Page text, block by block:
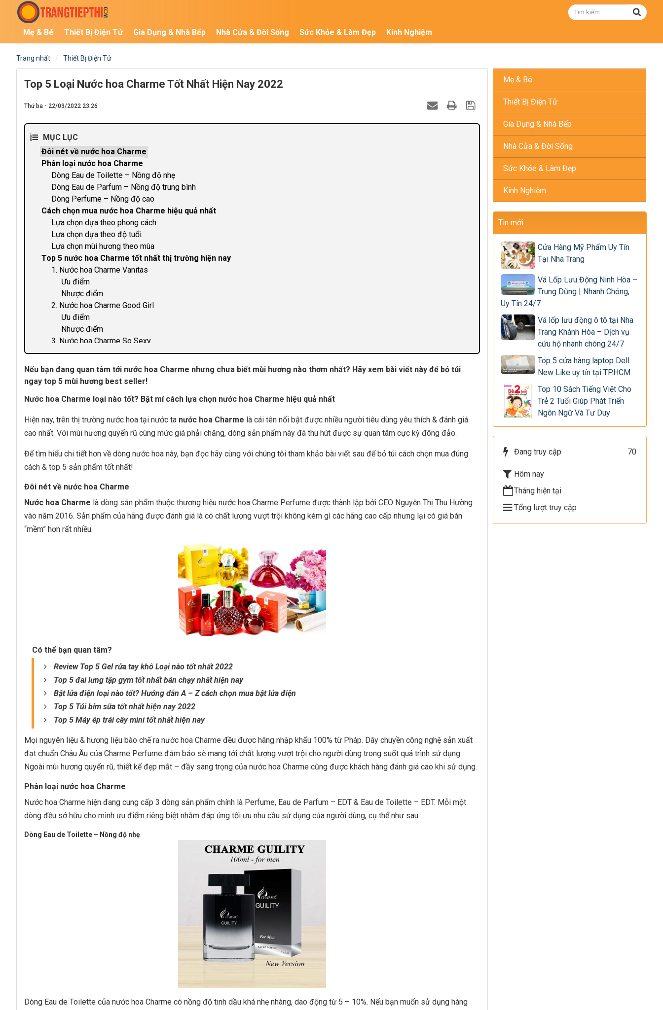
Mẹ & Bé Thiết Bị Điện Tử Gia Dụng & Nhà Bếp Nhà Cửa & Đời Sống Sức Khỏe & Làm Đẹp Kinh Nghiệm
Trang nhất Thiết Bị Điện Tử
Top 5 Loại Nước hoa Charme Tốt Nhất Hiện Nay 2022
Thứ ba - 22/03/2022 23:26
MỤC LỤC
Đôi nét về nước hoa Charme
Phân loại nước hoa Charme
Dòng Eau de Toilette – Nồng độ nhẹ
Dòng Eau de Parfum – Nồng độ trung bình
Dòng Perfume – Nồng độ cao
Cách chọn mua nước hoa Charme hiệu quả nhất
Lựa chọn dựa theo phong cách
Lựa chọn dựa theo độ tuổi
Lựa chọn mùi hương theo mùa
Top 5 nước hoa Charme tốt nhất thị trường hiện nay
1. Nước hoa Charme Vanitas
Ưu điểm
Nhược điểm
2. Nước hoa Charme Good Girl
Ưu điểm
Nhược điểm
3. Nước hoa Charme So Sexy
Ưu điểm
Nhược điểm
4. Nước hoa Charme Queen
Nhược điểm
Ưu điểm
Nhược điểm
Những câu hỏi thường gặp nhất khi chọn mua & sử dụng nước hoa Charme
Nước hoa Charme giữ mùi được lâu không?
Trường hợp nào không nên sử dụng nước hoa Charme?
Nên mua nước hoa Charme chính hãng ở đâu uy tín nhất?
Tham khảo thêm các sản phẩm:
Nếu bạn đang quan tâm tới nước hoa Charme nhưng chưa biết mùi hương nào thơm nhất? Hãy xem bài viết này để bỏ túi
ngay top 5 mùi hương best seller!
Nước hoa Charme loại nào tốt? Bật mí cách lựa chọn nước hoa Charme hiệu quả nhất
Hiện nay, trên thị trường nước hoa tại nước ta nước hoa Charme là cái tên nổi bật được nhiều người tiêu dùng yêu thích & đánh giá
cao nhất. Với mùi hương quyến rũ cùng mức giá phải chăng, dòng sản phẩm này đã thu hút được sự quan tâm cực kỳ đông đảo.
Để tìm hiểu chi tiết hơn về dòng nước hoa này, bạn đọc hãy cùng với chúng tôi tham khảo bài viết sau để bỏ túi cách chọn mua đúng
cách & top 5 sản phẩm tốt nhất!
Đôi nét về nước hoa Charme
Nước hoa Charme là dòng sản phẩm thuộc thương hiệu nước hoa Charme Perfume được thành lập bởi CEO Nguyễn Thị Thu Hường
vào năm 2016. Sản phẩm của hãng được đánh giá là có chất lượng vượt trội không kém gì các hãng cao cấp nhưng lại có giá bán
“mềm” hơn rất nhiều.
Có thể bạn quan tâm?
Review Top 5 Gel rửa tay khô Loại nào tốt nhất 2022
Top 5 đai lưng tập gym tốt nhất bán chạy nhất hiện nay
Bật lửa điện loại nào tốt? Hướng dẫn A – Z cách chọn mua bật lửa điện
Top 5 Túi bỉm sữa tốt nhất hiện nay 2022
Top 5 Máy ép trái cây mini tốt nhất hiện nay
Mọi nguyên liệu & hương liệu bào chế ra nước hoa Charme đều được hãng nhập khẩu 100% từ Pháp. Dây chuyền công nghệ sản xuất
đạt chuẩn Châu Âu của Charme Perfume đảm bảo sẽ mang tới chất lượng vượt trội cho người dùng trong suốt quá trình sử dụng.
Ngoài mùi hương quyến rũ, thiết kế đẹp mắt – đầy sang trọng của nước hoa Charme cũng được khách hàng đánh giá cao khi sử dụng.
Phân loại nước hoa Charme
Nước hoa Charme hiện đang cung cấp 3 dòng sản phẩm chính là Perfume, Eau de Parfum – EDT & Eau de Toilette – EDT. Mỗi một
dòng đều sở hữu cho mình ưu điểm riêng biệt nhằm đáp ứng tối ưu nhu cầu sử dụng của người dùng, cụ thể như sau:
Dòng Eau de Toilette – Nồng độ nhẹ
Dòng Eau de Toilette của nước hoa Charme có nồng độ tinh dầu khá nhẹ nhàng, dao động từ 5 – 10%. Nếu bạn muốn sử dụng hàng
Mẹ & Bé
Thiết Bị Điện Tử
Gia Dụng & Nhà Bếp
Nhà Cửa & Đời Sống
Sức Khỏe & Làm Đẹp
Kinh Nghiệm
Tin mới
Cửa Hàng Mỹ Phẩm Uy Tín
Tại Nha Trang
Vá Lốp Lưu Động Ninh Hòa –
Trung Dũng | Nhanh Chóng,
Uy Tín 24/7
Vá lốp lưu động ô tô tại Nha
Trang Khánh Hòa – Dịch vụ
cứu hộ nhanh chóng 24/7
Top 5 cửa hàng laptop Dell
New Like uy tín tại TP.HCM
Top 10 Sách Tiếng Việt Cho
Trẻ 2 Tuổi Giúp Phát Triển
Ngôn Ngữ Và Tư Duy
Đang truy cập 70
Hôm nay
Tháng hiện tại
Tổng lượt truy cập